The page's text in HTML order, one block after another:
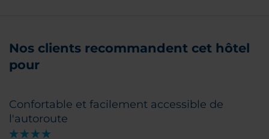
Nos clients recommandent cet hôtel
pour
Confortable et facilement accessible de
l'autoroute